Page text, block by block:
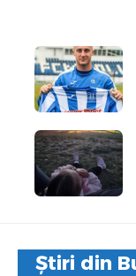
Știri din